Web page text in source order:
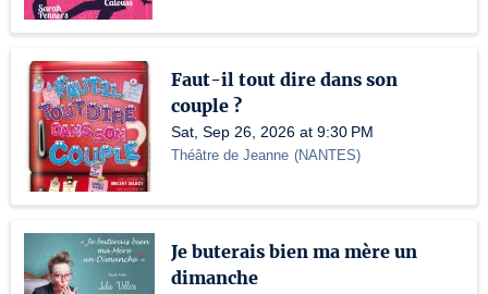
Faut-il tout dire dans son
couple ?
Sat, Sep 26, 2026 at 9:30 PM
Théâtre de Jeanne (NANTES)
Je buterais bien ma mère un
dimanche